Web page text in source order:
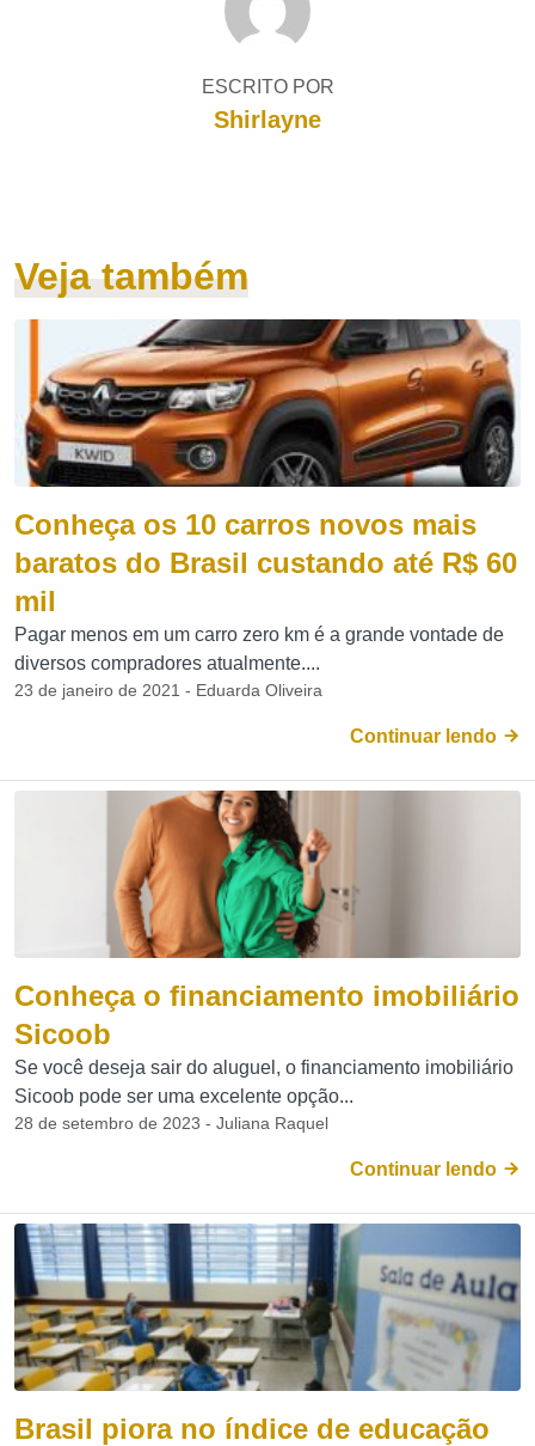
ESCRITO POR
Shirlayne
Veja também
Conheça os 10 carros novos mais
baratos do Brasil custando até R$ 60
mil
Pagar menos em um carro zero km é a grande vontade de
diversos compradores atualmente....
23 de janeiro de 2021 - Eduarda Oliveira
Continuar lendo
Conheça o financiamento imobiliário
Sicoob
Se você deseja sair do aluguel, o financiamento imobiliário
Sicoob pode ser uma excelente opção...
28 de setembro de 2023 - Juliana Raquel
Continuar lendo
Brasil piora no índice de educação